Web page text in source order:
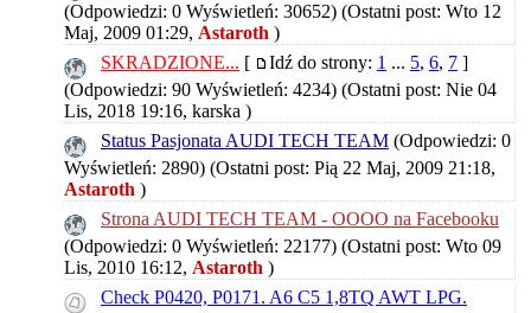
(Odpowiedzi: 0 Wyświetleń: 30652) (Ostatni post: Wto 12
Maj, 2009 01:29, Astaroth )
SKRADZIONE... [ Idź do strony: 1 ... 5, 6, 7 ]
(Odpowiedzi: 90 Wyświetleń: 4234) (Ostatni post: Nie 04
Lis, 2018 19:16, karska )
Status Pasjonata AUDI TECH TEAM (Odpowiedzi: 0
Wyświetleń: 2890) (Ostatni post: Pią 22 Maj, 2009 21:18,
Astaroth )
Strona AUDI TECH TEAM - OOOO na Facebooku
(Odpowiedzi: 0 Wyświetleń: 22177) (Ostatni post: Wto 09
Lis, 2010 16:12, Astaroth )
Check P0420, P0171. A6 C5 1,8TQ AWT LPG.